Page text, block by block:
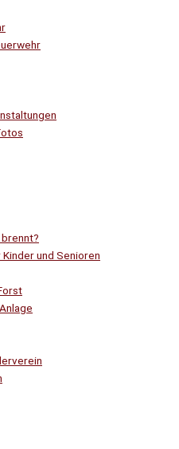
brennt?
und Senioren